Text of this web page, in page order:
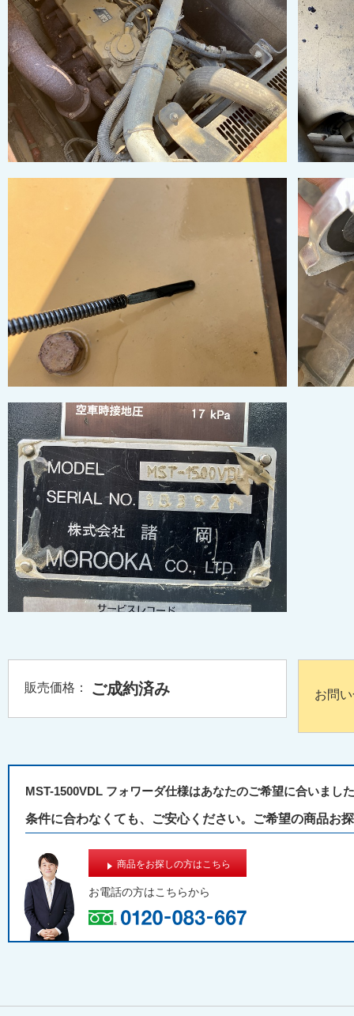
販売価格： ご成約済み お問
MST-1500VDL フォワーダ仕様はあなたのご希望に合いまし
条件に合わなくても、ご安心ください。ご希望の商品お
商品をお探しの方はこちら
お電話の方はこちらから